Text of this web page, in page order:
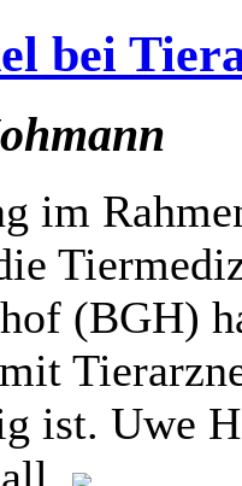
bei
im
(BGH)
ist. Uwe